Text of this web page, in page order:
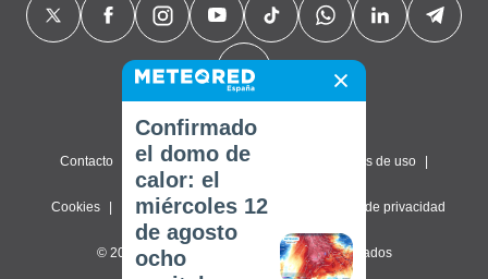
Contacto Sobre nosotros Términos de uso
Cookies Política de privacidad Configuración de privacidad
© 2026 Meteored. Todos los derechos reservados
Confirmado
el domo de
calor: el
miércoles 12
de agosto
ocho